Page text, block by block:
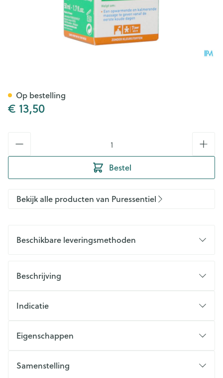
€ 13,50
Bestel
Op bestelling
Bekijk alle producten van Puressentiel
Beschikbare leveringsmethoden
Beschrijving
Indicatie
Eigenschappen
Samenstelling